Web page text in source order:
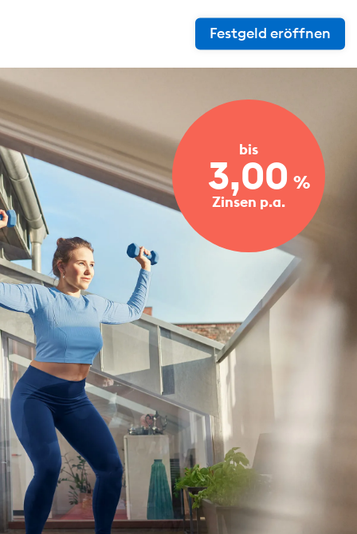
Festgeld eröffnen
bis
3,00 %
Zinsen p.a.